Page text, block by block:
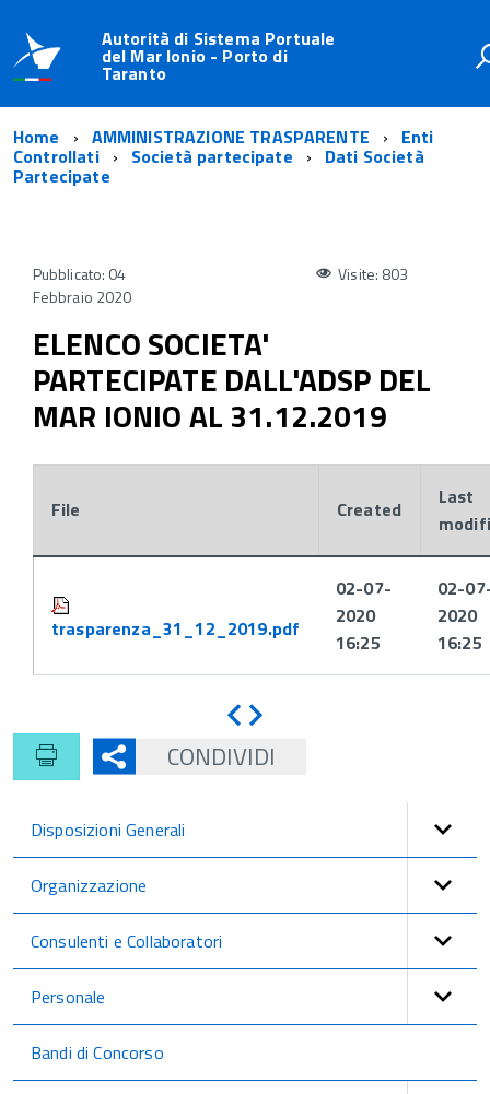
Autorità di Sistema Portuale
del Mar Ionio - Porto di
Taranto
Home AMMINISTRAZIONE TRASPARENTE Enti
Controllati Società partecipate Dati Società
Partecipate
Pubblicato: 04
Febbraio 2020
Visite: 803
ELENCO SOCIETA'
PARTECIPATE DALL'ADSP DEL
MAR IONIO AL 31.12.2019
File Created
Last
trasparenza_31_12_2019.pdf
02-07-
2020
16:25
02-
2020
16:25
Indietro
CONDIVIDI
Disposizioni Generali
Organizzazione
Consulenti e Collaboratori
Personale
Bandi di Concorso